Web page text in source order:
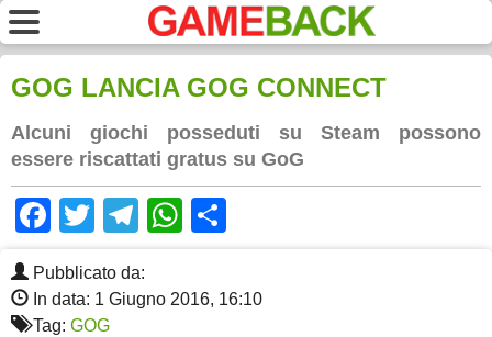
GOG LANCIA GOG CONNECT
Alcuni giochi posseduti su Steam possono
essere riscattati gratus su GoG
Facebook
TwitterTelegram
WhatsApp
Pubblicato da:
In data: 1 Giugno 2016, 16:10
Tag: GOG